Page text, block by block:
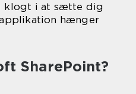
klogt i at sætte dig
hænger
SharePoint?